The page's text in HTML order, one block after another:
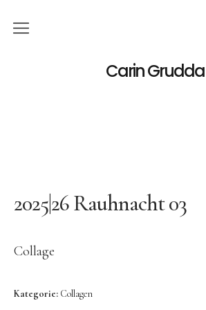
Carin Grudda
Deutsch
Ausstellungen
2025|26 Rauhnacht 03
Collage
Kategorie: Collagen